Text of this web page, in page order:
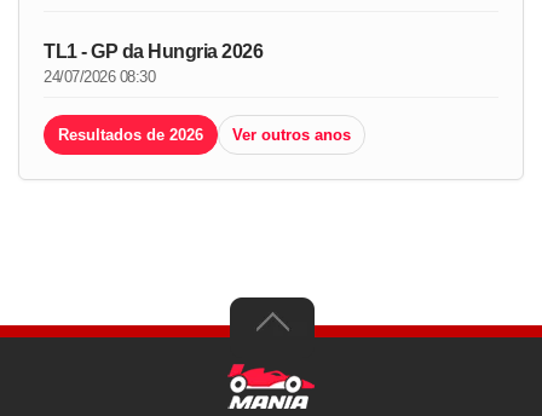
TL1 - GP da Hungria 2026
24/07/2026 08:30
Resultados de 2026 Ver outros anos